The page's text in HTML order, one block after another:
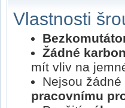
Vlastnosti
Žádné
mít vliv na
Nejsou
pracovnímu